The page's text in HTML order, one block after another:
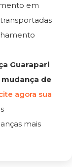
em
Guarapari
de
agora sua
mais